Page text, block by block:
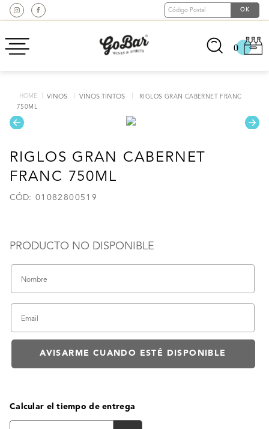
0
VINOS VINOS TINTOS
RIGLOS GRAN CABERNET FRANC
750ML
RIGLOS GRAN CABERNET
FRANC 750ML
: 01082800519
Calcular el tiempo de entrega